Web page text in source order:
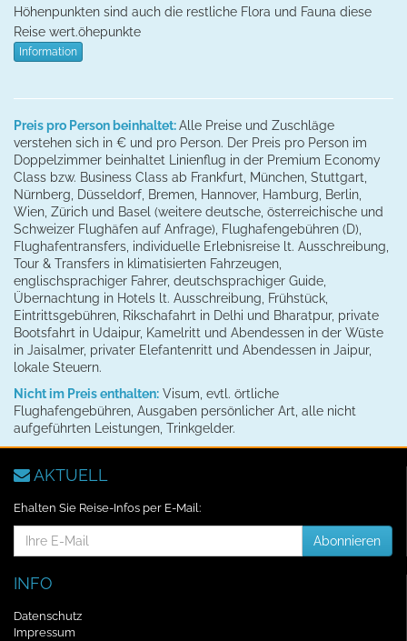
Höhenpunkten sind auch die restliche Flora und Fauna diese
Reise wert.öhepunkte
Information
Preis pro Person beinhaltet:Alle Preise und Zuschläge
verstehen sich in € und pro Person. Der Preis pro Person im
Doppelzimmer beinhaltet Linienflug in der Premium Economy
Class bzw. Business Class ab Frankfurt, München, Stuttgart,
Nürnberg, Düsseldorf, Bremen, Hannover, Hamburg, Berlin,
Wien, Zürich und Basel (weitere deutsche, österreichische und
Schweizer Flughäfen auf Anfrage), Flughafengebühren (D),
Flughafentransfers, individuelle Erlebnisreise lt. Ausschreibung,
Tour & Transfers in klimatisierten Fahrzeugen,
englischsprachiger Fahrer, deutschsprachiger Guide,
Übernachtung in Hotels lt. Ausschreibung, Frühstück,
Eintrittsgebühren, Rikschafahrt in Delhi und Bharatpur, private
Bootsfahrt in Udaipur, Kamelritt und Abendessen in der Wüste
in Jaisalmer, privater Elefantenritt und Abendessen in Jaipur,
lokale Steuern.
Nicht im Preis enthalten: Visum, evtl. örtliche
Flughafengebühren, Ausgaben persönlicher Art, alle nicht
aufgeführten Leistungen, Trinkgelder.
AKTUELL
Ehalten Sie Reise-Infos per E-Mail:
Mail-
Abonnieren
INFO
Datenschutz
Impressum